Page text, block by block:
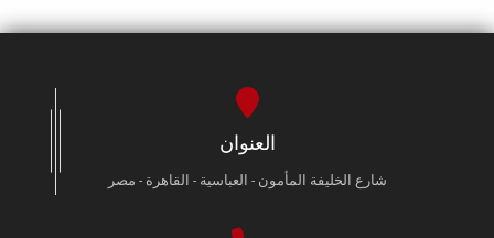
العنوان
شارع الخليفة المأمون - العباسية - القاهرة - مصر